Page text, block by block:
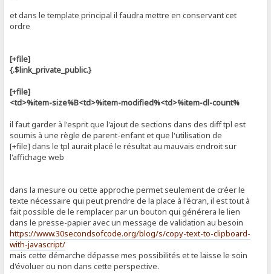
et dans le template principal il faudra mettre en conservant cet
ordre
[+file]
{.$link_private_public.}
[+file]
<td>%item-size%B<td>%item-modified%<td>%item-dl-count%
il faut garder à l'esprit que l'ajout de sections dans des diff tpl est
soumis à une règle de parent-enfant et que l'utilisation de
[+file] dans le tpl aurait placé le résultat au mauvais endroit sur
l'affichage web
dans la mesure ou cette approche permet seulement de créer le
texte nécessaire qui peut prendre de la place à l'écran, il est tout à
fait possible de le remplacer par un bouton qui générera le lien
dans le presse-papier avec un message de validation au besoin
https://www.30secondsofcode.org/blog/s/copy-text-to-clipboard-
with-javascript/
mais cette démarche dépasse mes possibilités et te laisse le soin
d'évoluer ou non dans cette perspective.